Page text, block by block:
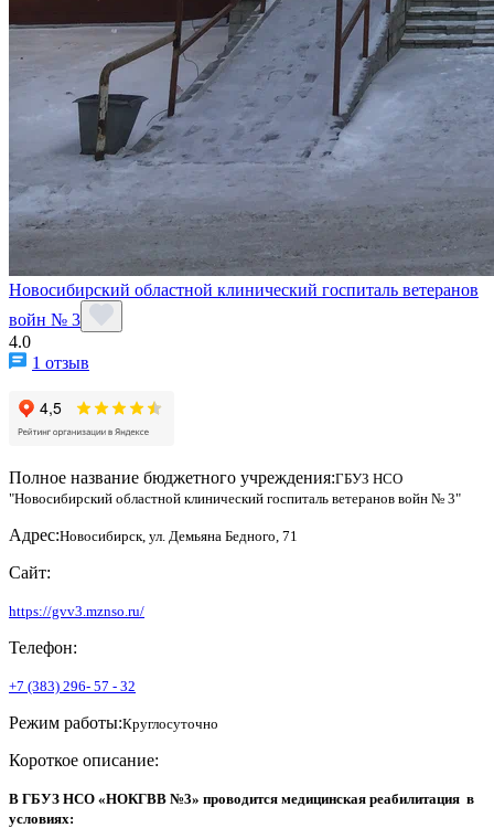
Новосибирский областной клинический госпиталь ветеранов
войн № 3
4.0
1 отзыв
Полное название бюджетного учреждения:ГБУЗ НСО
"Новосибирский областной клинический госпиталь ветеранов войн № 3"
Адрес:Новосибирск, ул. Демьяна Бедного, 71
Сайт:
https://gvv3.mznso.ru/
Телефон:
+7 (383) 296- 57 - 32
Режим работы:Круглосуточно
Короткое описание:
В ГБУЗ НСО «НОКГВВ №3» проводится медицинская реабилитация в
условиях: